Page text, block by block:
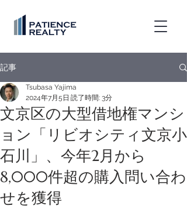
記事
文京区の大型借地権マンシ
ョン「リビオシティ文京小
石川」、今年2月から
8,000件超の購入問い合わ
せを獲得
Tsubasa Yajima
2024年7月5日 読了時間: 3分